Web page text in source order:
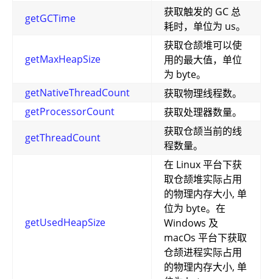
getGCTime
获取触发的 GC 总
耗时，单位为 us。
getMaxHeapSize
获取仓颉堆可以使
用的最大值，单位
为 byte。
getNativeThreadCount
获取物理线程数。
getProcessorCount
获取处理器数量。
getThreadCount
获取仓颉当前的线
程数量。
getUsedHeapSize
在 Linux 平台下获
取仓颉堆实际占用
的物理内存大小, 单
位为 byte。在
Windows 及
macOs 平台下获取
仓颉进程实际占用
的物理内存大小, 单